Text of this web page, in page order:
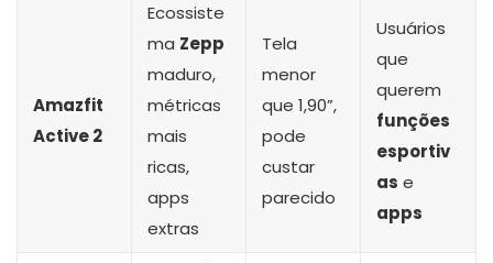
Amazfit
Active 2
Ecossiste
ma Zepp
maduro,
métricas
mais
ricas,
apps
extras
Tela
menor
que 1,90”,
pode
custar
parecido
Usuários
que
querem
funções
esportiv
as e
apps